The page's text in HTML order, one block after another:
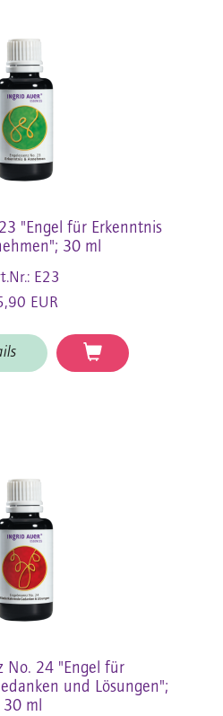
"Engel für Erkenntnis
30 ml
E23
EUR
No. 24 "Engel für
und Lösungen";
30 ml